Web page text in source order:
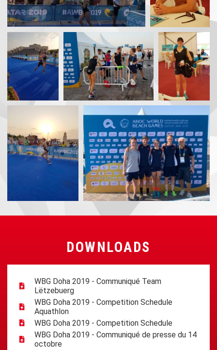
DOWNLOADS
WBG Doha 2019 - Communiqué Team
Lëtzebuerg
WBG Doha 2019 - Competition Schedule
Aquathlon
WBG Doha 2019 - Competition Schedule
WBG Doha 2019 - Communiqué de presse du 14
octobre